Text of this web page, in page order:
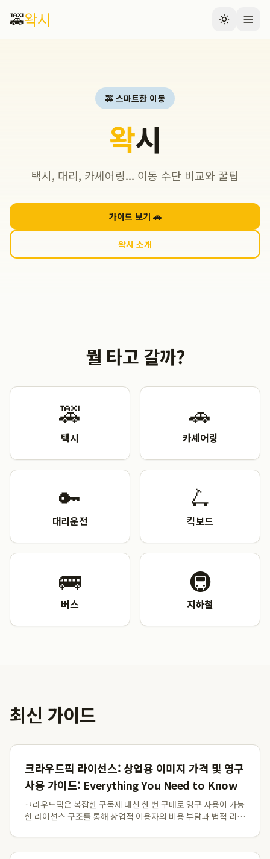
🚕왁시
🚕 스마트한 이동
왁시
택시, 대리, 카셰어링... 이동 수단 비교와 꿀팁
가이드 보기 🚗
왁시 소개
뭘 타고 갈까?
🚕
택시
🚗
카셰어링
🔑
대리운전
🛴
킥보드
🚌
버스
🚇
지하철
최신 가이드
크라우드픽 라이선스: 상업용 이미지 가격 및 영구
사용 가이드: Everything You Need to Know
크라우드픽은 복잡한 구독제 대신 한 번 구매로 영구 사용이 가능
한 라이선스 구조를 통해 상업적 이용자의 비용 부담과 법적 리스
간 제한 없이 평생 상업적으로 이용 가능하며, 2024년 11월 1일
부터 JPG 및 PNG 일반...